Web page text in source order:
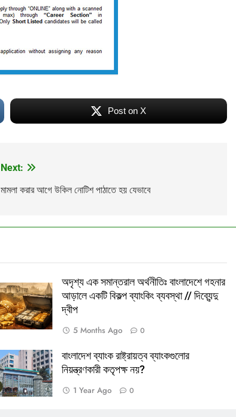
Post on X
Next:
মামলা করার আগে উকিল নোটিশ পাঠাতে হয় যেভাবে
অদৃশ্য এক সমান্তরাল অর্থনীতিঃ বাংলাদেশে গহনার
আড়ালে একটি বিকল্প ব্যাংকিং ব্যবস্থা // দিব্যেন্দু
দ্বীপ
5 Months Ago 0
বাংলাদেশ ব্যাংক রাষ্ট্রায়ত্ব ব্যাংকগুলোর
নিয়ন্ত্রণকারী কতৃপক্ষ নয়?
1 Year Ago 0